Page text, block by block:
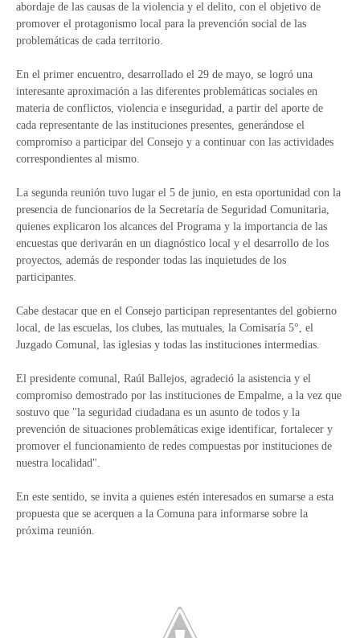
abordaje de las causas de la violencia y el delito, con el objetivo de
promover el protagonismo local para la prevención social de las
problemáticas de cada territorio.
En el primer encuentro, desarrollado el 29 de mayo, se logró una
interesante aproximación a las diferentes problemáticas sociales en
materia de conflictos, violencia e inseguridad, a partir del aporte de
cada representante de las instituciones presentes, generándose el
compromiso a participar del Consejo y a continuar con las actividades
correspondientes al mismo.
La segunda reunión tuvo lugar el 5 de junio, en esta oportunidad con la
presencia de funcionarios de la Secretaría de Seguridad Comunitaria,
quienes explicaron los alcances del Programa y la importancia de las
encuestas que derivarán en un diagnóstico local y el desarrollo de los
proyectos, además de responder todas las inquietudes de los
participantes.
Cabe destacar que en el Consejo participan representantes del gobierno
local, de las escuelas, los clubes, las mutuales, la Comisaría 5°, el
Juzgado Comunal, las iglesias y todas las instituciones intermedias.
El presidente comunal, Raúl Ballejos, agradeció la asistencia y el
compromiso demostrado por las instituciones de Empalme, a la vez que
sostuvo que "la seguridad ciudadana es un asunto de todos y la
prevención de situaciones problemáticas exige identificar, fortalecer y
promover el funcionamiento de redes compuestas por instituciones de
nuestra localidad".
En este sentido, se invita a quienes estén interesados en sumarse a esta
propuesta que se acerquen a la Comuna para informarse sobre la
próxima reunión.